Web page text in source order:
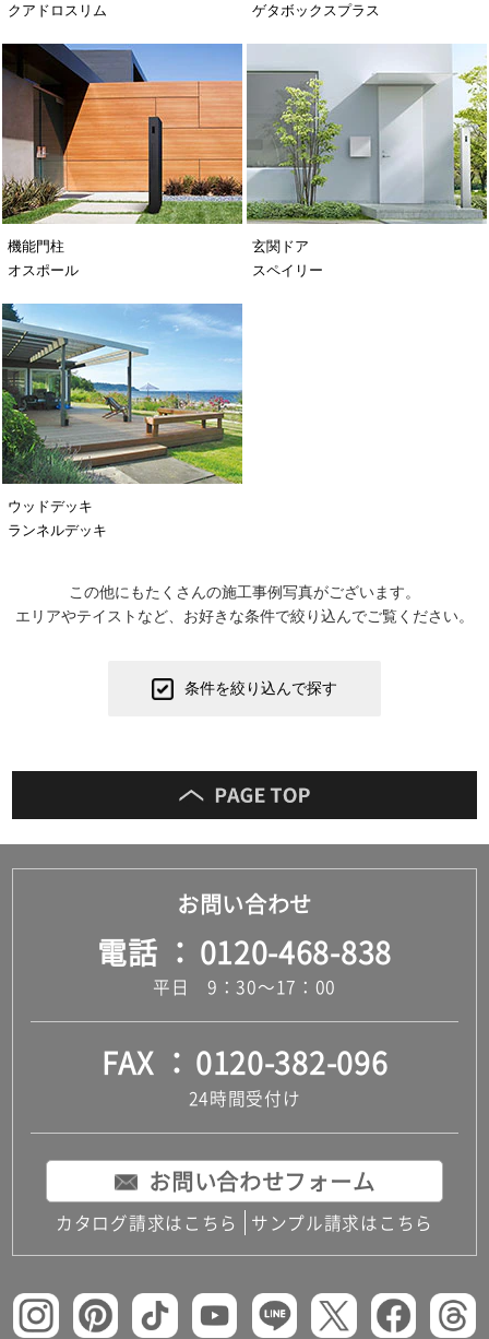
クアドロスリム
ゲタボックスプラス
機能門柱
オスポール
玄関ドア
スペイリー
ウッドデッキ
ランネルデッキ
この他にもたくさんの施工事例写真がございます。
エリアやテイストなど、お好きな条件で絞り込んでご覧ください。
条件を絞り込んで探す
お問い合わせ
電話 0120-468-838
平日 9：30～17：00
FAX 0120-382-096
24時間受付け
お問い合わせフォーム
カタログ請求はこちら サンプル請求はこちら